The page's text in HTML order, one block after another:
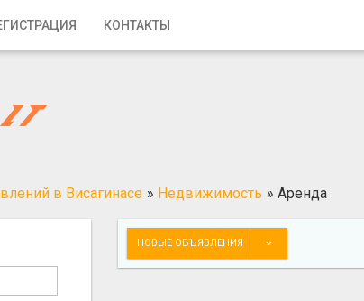
КОНТАКТЫ
в Висагинасе » Недвижимость » Аренда
НОВЫЕ ОБЪЯВЛЕНИЯ